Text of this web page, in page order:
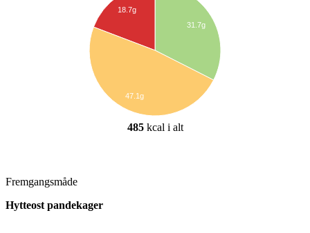
31.7g
18.7g
47.1g
485kcal i alt
Fremgangsmåde
Hytteost pandekager